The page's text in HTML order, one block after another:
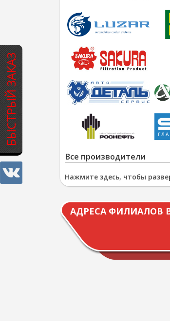
БЫСТРЫЙ ЗАКАЗ
Все производители
Нажмите здесь, чтобы
АДРЕСА ФИЛИАЛОВ